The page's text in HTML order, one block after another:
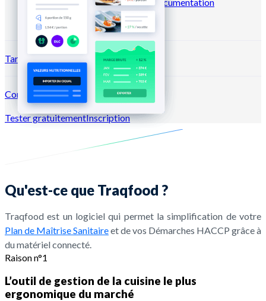
APIDocumentation MCP
Tarifs
Connexion →
Tester gratuitementInscription
Qu'est-ce que Traqfood ?
Traqfood est un logiciel qui permet la simplification de votre
Plan de Maîtrise Sanitaireet de vos Démarches HACCP grâce à
du matériel connecté.
Raison n°1
L’outil de gestion de la cuisine le plus
ergonomique du marché